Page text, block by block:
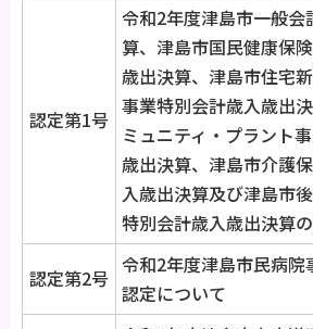
認定第1号
令和2年度津島市一般会
算、津島市国民健康保
歳出決算、津島市住宅
事業特別会計歳入歳出
ミュニティ・プラント
歳出決算、津島市介護
入歳出決算及び津島市
特別会計歳入歳出決算
認定第2号
令和2年度津島市民病院
認定について